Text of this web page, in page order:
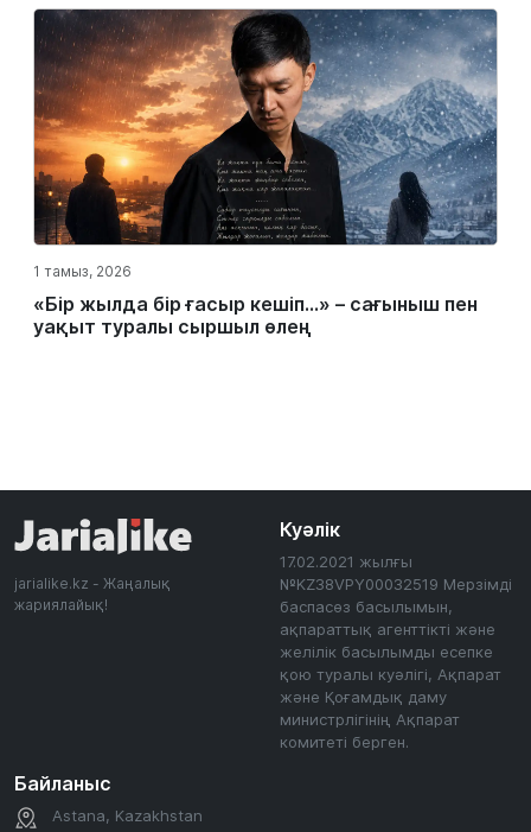
1 тамыз, 2026
«Бір жылда бір ғасыр кешіп…» – сағыныш пен
уақыт туралы сыршыл өлең
jarialike.kz - Жаңалық
жариялайық!
Куәлік
17.02.2021 жылғы
№KZ38VPY00032519 Мерзімді
баспасөз басылымын,
ақпараттық агенттікті және
желілік басылымды есепке
қою туралы куәлігі, Ақпарат
және Қоғамдық даму
министрлігінің Ақпарат
комитеті берген.
Байланыс
Astana, Kazakhstan